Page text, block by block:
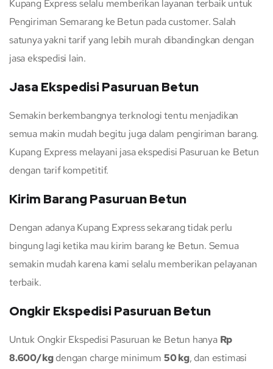
Kupang Express selalu memberikan layanan terbaik untuk
Pengiriman Semarang ke Betun pada customer. Salah
satunya yakni tarif yang lebih murah dibandingkan dengan
jasa ekspedisi lain.
Jasa Ekspedisi Pasuruan Betun
Semakin berkembangnya terknologi tentu menjadikan
semua makin mudah begitu juga dalam pengiriman barang.
Kupang Express melayani jasa ekspedisi Pasuruan ke Betun
dengan tarif kompetitif.
Kirim Barang Pasuruan Betun
Dengan adanya Kupang Express sekarang tidak perlu
bingung lagi ketika mau kirim barang ke Betun. Semua
semakin mudah karena kami selalu memberikan pelayanan
terbaik.
Ongkir Ekspedisi Pasuruan Betun
Untuk Ongkir Ekspedisi Pasuruan ke Betun hanya Rp
8.600/kgdengan charge minimum 50 kg, dan estimasi